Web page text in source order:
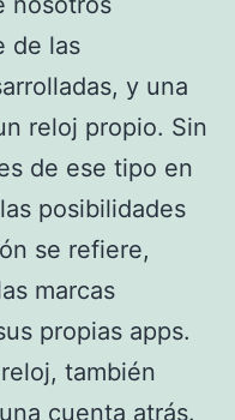
de las
y una
reloj propio. Sin
de ese tipo en
posibilidades
se refiere,
marcas
propias apps.
también
cuenta atrás.